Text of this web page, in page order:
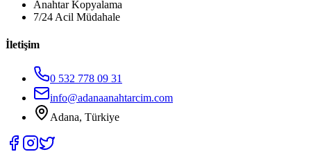
Anahtar Kopyalama
7/24 Acil Müdahale
İletişim
0 532 778 09 31
info@adanaanahtarcim.com
Adana, Türkiye